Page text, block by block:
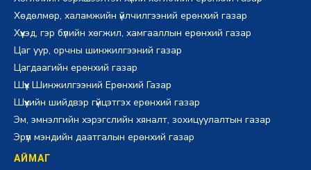
Хөдөлмөр, халамжийн үйлчилгээний ерөнхий газар
Хүүхэд, гэр бүлийн хөгжил, хамгааллын ерөнхий газар
Цаг уур, орчны шинжилгээний газар
Цагдаагийн ерөнхий газар
Шүүх Шинжилгээний Ерөнхий Газар
Шүүхийн шийдвэр гүйцэтгэх ерөнхий газар
Эм, эмнэлгийн хэрэгслийн хяналт, зохицуулалтын газар
Эрүүл мэндийн даатгалын ерөнхий газар
АЙМАГ